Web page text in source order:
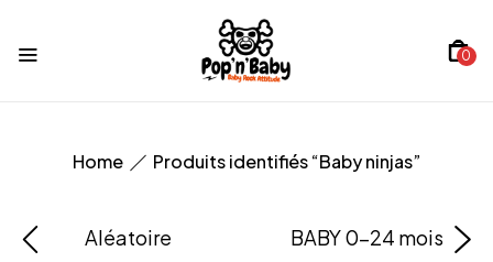
0
Home Produits identifiés “Baby ninjas”
Aléatoire BABY 0-24 mois